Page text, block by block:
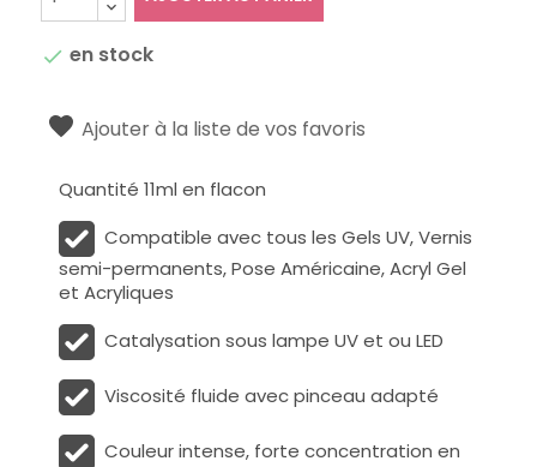
 en stock
Ajouter à la liste de vos favoris
Quantité 11ml en flacon
Compatible avec tous les Gels UV, Vernis
semi-permanents, Pose Américaine, Acryl Gel
et Acryliques
Catalysation sous lampe UV et ou LED
Viscosité fluide avec pinceau adapté
Couleur intense, forte concentration en